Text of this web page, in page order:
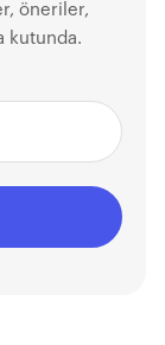
öneriler,
kutunda.